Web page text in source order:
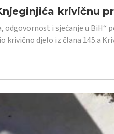
krivičnu
odgovornost i sjećanje u
krivično djelo iz člana 145.a